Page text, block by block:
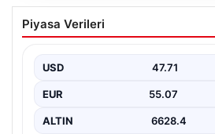
Ahmet Metin Genç’in
kampanyasıyla ilgili
Piyasa Verileri
USD 47.71
EUR 55.07
ALTIN 6628.4